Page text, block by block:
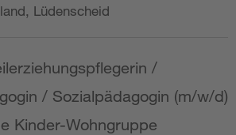
Lüdenscheid
/
/ Sozialpädagogin (m/w/d)
Kinder-Wohngruppe